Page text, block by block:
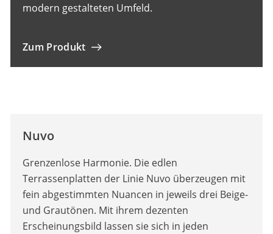
modern gestalteten Umfeld.
Zum Produkt
Nuvo
Grenzenlose Harmonie. Die edlen
Terrassenplatten der Linie Nuvo überzeugen mit
fein abgestimmten Nuancen in jeweils drei Beige-
und Grautönen. Mit ihrem dezenten
Erscheinungsbild lassen sie sich in jeden